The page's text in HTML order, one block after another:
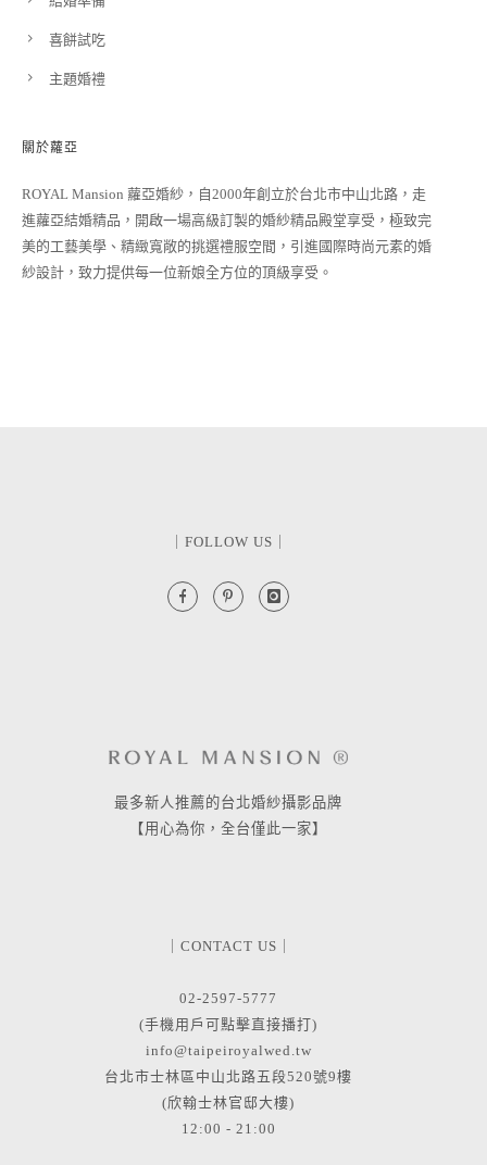
喜餅試吃
主題婚禮
關於蘿亞
ROYAL Mansion 蘿亞婚紗，自2000年創立於台北市中山北路，走
進蘿亞結婚精品，開啟一場高級訂製的婚紗精品殿堂享受，極致完
美的工藝美學、精緻寬敞的挑選禮服空間，引進國際時尚元素的婚
紗設計，致力提供每一位新娘全方位的頂級享受。
｜FOLLOW US｜
最多新人推薦的台北婚紗攝影品牌
【用心為你，全台僅此一家】
｜CONTACT US｜
02-2597-5777
(手機用戶可點擊直接播打)
info@taipeiroyalwed.tw
台北市士林區中山北路五段520號9樓
(欣翰士林官邸大樓)
12:00 - 21:00